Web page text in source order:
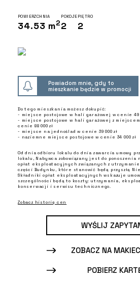
POWIERZCHNIA
34.53 m2
POKOJE
2
PIĘTRO
2
Powiadom mnie, gdy to
mieszkanie będzie w promocji
Do tego mieszkania możesz dokupić:
- miejsce postojowe w hali garażowej w cenie 49
- miejsce postojowe w hali garażowej z
cenie 88 000 zł
- miejsce na jednoślad w cenie 39 000 zł
- naziemne miejsce postojowe w cenie 34 000 zł
Od dnia odbioru lokalu do dnia zawarcia umowy
lokalu, Nabywca zobowiązany jest do ponoszenia
opłat eksploatacyjnych związanych z
części Budynku, które stanowić będą przyszłą
Składniki opłat eksploatacyjnych wskazuje
szczególności będą to koszty: utrzymania,
konserwacji i serwisu technicznego.
Zobacz historię cen
WYŚLIJ
ZOBACZ NA
POBIERZ